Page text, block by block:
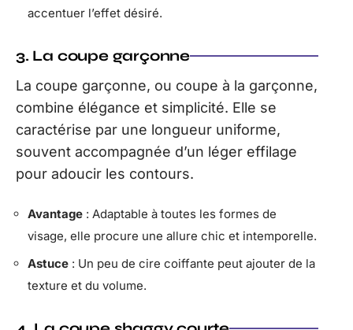
accentuer l’effet désiré.
3. La coupe garçonne
La coupe garçonne, ou coupe à la garçonne,
combine élégance et simplicité. Elle se
caractérise par une longueur uniforme,
souvent accompagnée d’un léger effilage
pour adoucir les contours.
Avantage : Adaptable à toutes les formes de
visage, elle procure une allure chic et intemporelle.
Astuce : Un peu de cire coiffante peut ajouter de la
texture et du volume.